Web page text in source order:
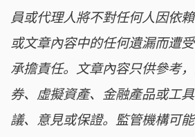
員或代理人將不對任何人因依
或文章內容中的任何遺漏而遭
承擔責任。文章內容只供參考
券、虛擬資產、金融產品或工
議、意見或保證。監管機構可